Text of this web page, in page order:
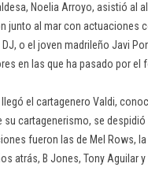
Noelia Arroyo, asistió al
junto al mar con actuaciones
DJ, o el joven madrileño Javi
en las que ha pasado por el
llegó el cartagenero Valdi,
su cartagenerismo, se
fueron las de Mel Rows,
atrás, B Jones, Tony Aguilar y